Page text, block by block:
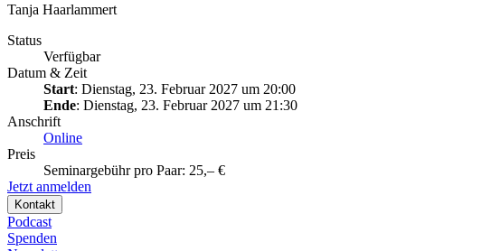
Tanja Haarlammert
Status
Verfügbar
Datum & Zeit
Start: Dienstag, 23. Februar 2027 um 20:00
Ende: Dienstag, 23. Februar 2027 um 21:30
Anschrift
Online
Preis
Seminargebühr pro Paar: 25,– €
Jetzt anmelden
Kontakt
Podcast
Spenden